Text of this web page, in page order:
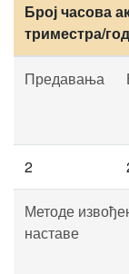
Број часова
триместра/
Предавања
2
Методе
наставе